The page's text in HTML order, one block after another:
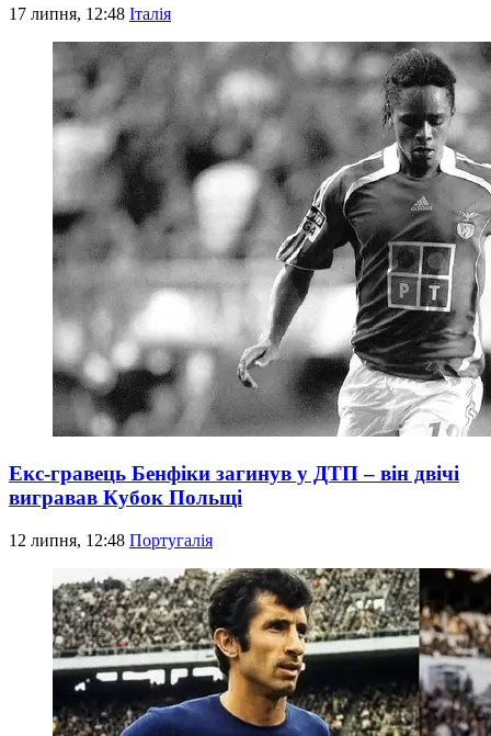
17 липня, 12:48 Італія
Екс-гравець Бенфіки загинув у ДТП – він двічі
вигравав Кубок Польщі
12 липня, 12:48 Португалія